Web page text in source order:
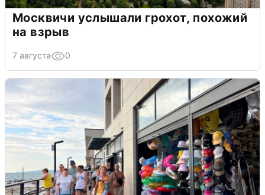
Москвичи услышали грохот, похожий
на взрыв
7 августа 0